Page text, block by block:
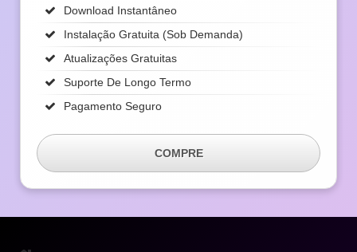
Download Instantâneo
Instalação Gratuita (sob Demanda)
Atualizações Gratuitas
Suporte De Longo Termo
Pagamento Seguro
COMPRE